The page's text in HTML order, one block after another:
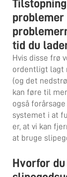
problemer
tid du
Hvis disse frø
ordentligt lagt
(og det
kan føre til
også
systemet i at
er, at vi kan
at bruge
Hvorfor